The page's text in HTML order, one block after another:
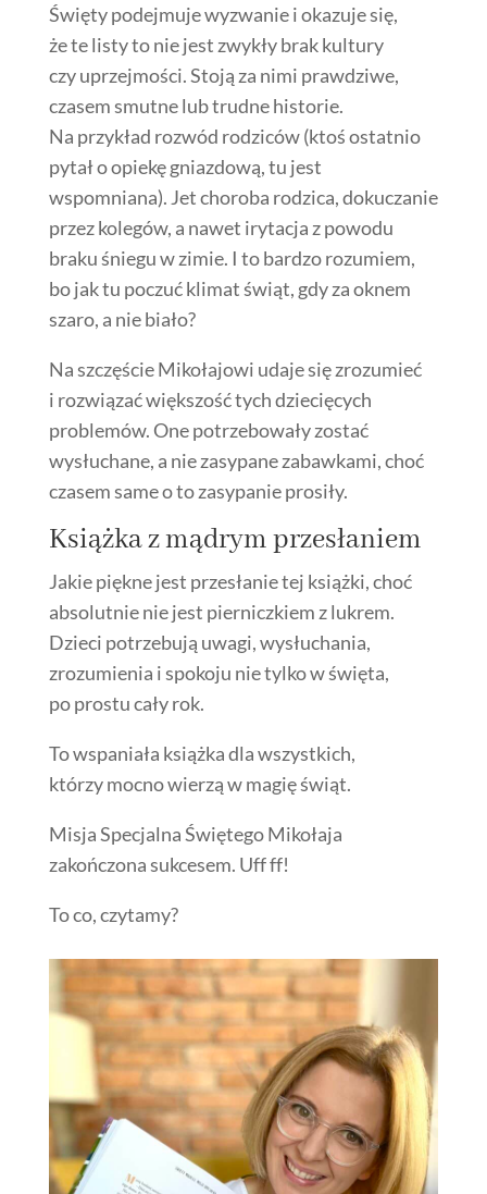
Święty podejmuje wyzwanie i okazuje się,
że te listy to nie jest zwykły brak kultury
czy uprzejmości. Stoją za nimi prawdziwe,
czasem smutne lub trudne historie.
Na przykład rozwód rodziców (ktoś ostatnio
pytał o opiekę gniazdową, tu jest
wspomniana). Jet choroba rodzica, dokuczanie
przez kolegów, a nawet irytacja z powodu
braku śniegu w zimie. I to bardzo rozumiem,
bo jak tu poczuć klimat świąt, gdy za oknem
szaro, a nie biało?
Na szczęście Mikołajowi udaje się zrozumieć
i rozwiązać większość tych dziecięcych
problemów. One potrzebowały zostać
wysłuchane, a nie zasypane zabawkami, choć
czasem same o to zasypanie prosiły.
Książka z mądrym przesłaniem
Jakie piękne jest przesłanie tej książki, choć
absolutnie nie jest pierniczkiem z lukrem.
Dzieci potrzebują uwagi, wysłuchania,
zrozumienia i spokoju nie tylko w święta,
po prostu cały rok.
To wspaniała książka dla wszystkich,
którzy mocno wierzą w magię świąt.
Misja Specjalna Świętego Mikołaja
zakończona sukcesem. Uff ff!
To co, czytamy?